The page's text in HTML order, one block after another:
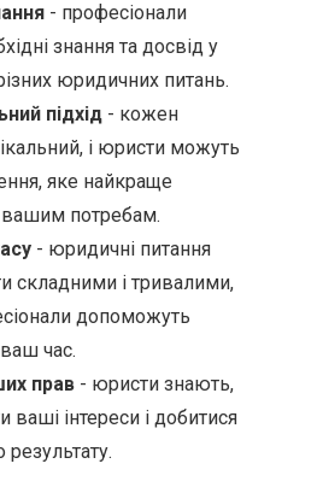
- професіонали
знання та досвід у
юридичних питань.
підхід - кожен
і юристи можуть
яке найкраще
вашим потребам.
- юридичні питання
складними і тривалими,
допоможуть
час.
прав - юристи знають,
ваші інтереси і добитися